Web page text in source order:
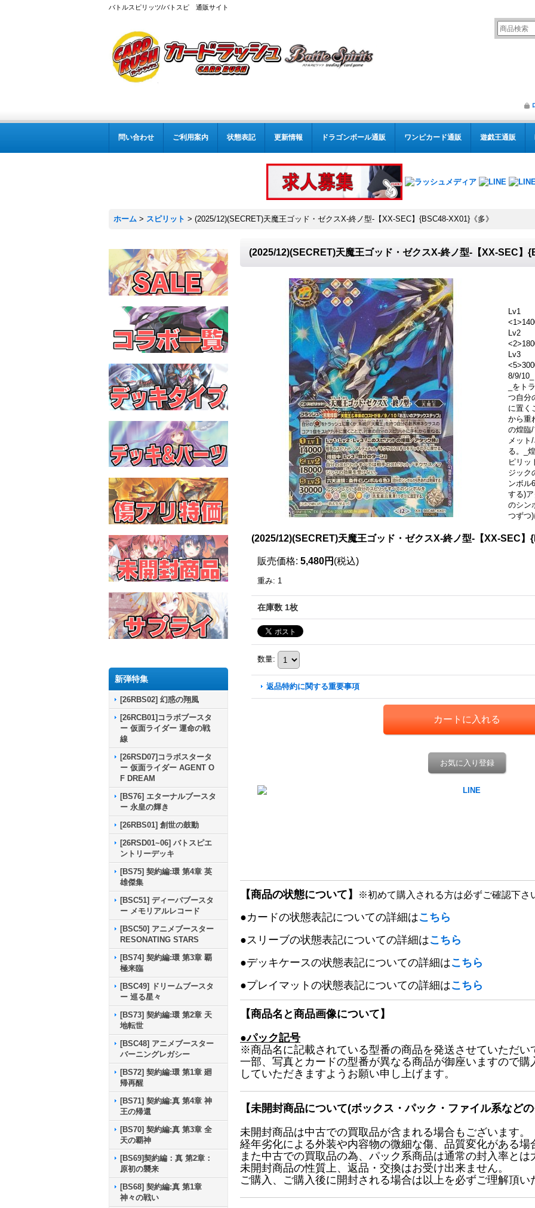
バトルスピリッツ/バトスピ 通販サイト
問い合わせ ご利用案内 状態表記 更新情報 ドラゴンボール通販 ワンピカード通販 遊戯王通販
ホーム > スピリット > (2025/12)(SECRET)天魔王ゴッド・ゼクスX-終ノ型-【XX-SEC】{BSC48-XX01}《多》
新弾特集
[26RBS02] 幻惑の翔風
[26RCB01]コラボブースタ
ー 仮面ライダー 運命の戦
線
[26RSD07]コラボスタータ
ー 仮面ライダー AGENT O
F DREAM
[BS76] エターナルブースタ
ー 永皇の輝き
[26RBS01] 創世の鼓動
[26RSD01~06] バトスピエ
ントリーデッキ
[BS75] 契約編:環 第4章 英
雄傑集
[BSC51] ディーバブースタ
ー メモリアルレコード
[BSC50] アニメブースター
RESONATING STARS
[BS74] 契約編:環 第3章 覇
極来臨
[BSC49] ドリームブースタ
ー 巡る星々
[BS73] 契約編:環 第2章 天
地転世
[BSC48] アニメブースター
バーニングレガシー
[BS72] 契約編:環 第1章 廻
帰再醒
[BS71] 契約編:真 第4章 神
王の帰還
[BS70] 契約編:真 第3章 全
天の覇神
[BS69]契約編：真 第2章：
原初の襲来
[BS68] 契約編:真 第1章
神々の戦い
(2025/12)(SECRET)天魔王ゴッド・ゼクスX-終ノ型-【XX-SEC】
Lv1
Lv2
Lv3
8/9/
_をト
つ自分
に置く
から重
の煌臨
メット
る。_
ピリッ
ジック
ンボル
する)
のシン
つずつ)
(2025/12)(SECRET)天魔王ゴッド・ゼクスX-終ノ型-【XX-SEC】
販売価格: 5,480円 (税込)
重み: 1
在庫数 1枚
数量:
返品特約に関する重要事項
お気に入り登録
【商品の状態について】 ※初めて購入される方は必ずご確認下さ
●カードの状態表記についての詳細はこちら
●スリーブの状態表記についての詳細はこちら
●デッキケースの状態表記についての詳細はこちら
●プレイマットの状態表記についての詳細はこちら
【商品名と商品画像について】
●パック記号
※商品名に記載されている型番の商品を発送させていただい
一部、写真とカードの型番が異なる商品が御座いますので
していただきますようお願い申し上げます。
【未開封商品について(ボックス・パック・ファイル系など
未開封商品は中古での買取品が含まれる場合もございます。
経年劣化による外装や内容物の微細な傷、品質変化がある場
また中古での買取品の為、パック系商品は通常の封入率とは
未開封商品の性質上、返品・交換はお受け出来ません。
ご購入、ご購入後に開封される場合は以上を必ずご理解頂い